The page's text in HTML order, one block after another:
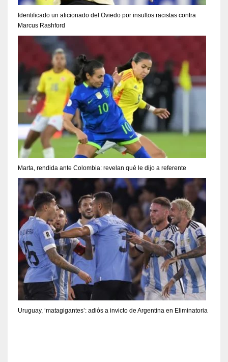
Identificado un aficionado del Oviedo por insultos racistas contra
Marcus Rashford
Marta, rendida ante Colombia: revelan qué le dijo a referente
Uruguay, ‘matagigantes’: adiós a invicto de Argentina en Eliminatoria